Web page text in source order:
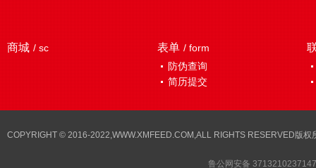
商城 / sc 表单 / form
防伪查询
简历提交
COPYRIGHT © 2016-2022,WWW.XMFEED.COM,ALL RIGHTS RESERVED版
鲁公网安备